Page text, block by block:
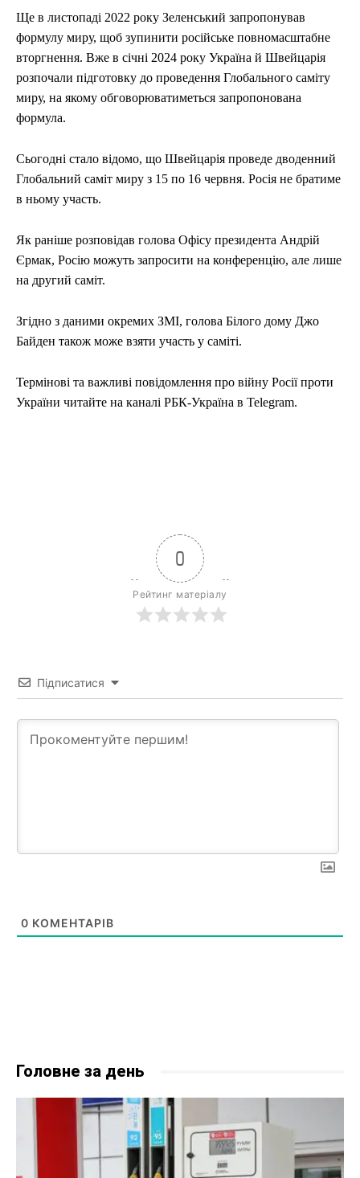
Ще в листопаді 2022 року Зеленський запропонував
формулу миру, щоб зупинити російське повномасштабне
вторгнення. Вже в січні 2024 року Україна й Швейцарія
розпочали підготовку до проведення Глобального саміту
миру, на якому обговорюватиметься запропонована
формула.
Сьогодні стало відомо, що Швейцарія проведе дводенний
Глобальний саміт миру з 15 по 16 червня. Росія не братиме
в ньому участь.
Як раніше розповідав голова Офісу президента Андрій
Єрмак, Росію можуть запросити на конференцію, але лише
на другий саміт.
Згідно з даними окремих ЗМІ, голова Білого дому Джо
Байден також може взяти участь у саміті.
Термінові та важливі повідомлення про війну Росії проти
України читайте на каналі РБК-Україна в Telegram.
0
Рейтинг матеріалу
Підписатися
0 КОМЕНТАРІВ
Головне за день